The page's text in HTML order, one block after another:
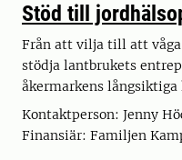
Stöd till
Från att vilja till att
stödja lantbrukets
åkermarkens
Kontaktperson: Jenny
Finansiär: Familjen